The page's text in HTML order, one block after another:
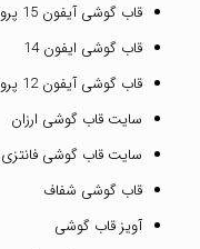
قاب گوشی آیفون 15 پرو
قاب گوشی ایفون 14
قاب گوشی آیفون 12 پرو
سایت قاب گوشی ارزان
سایت قاب گوشی فانتزی
قاب گوشی شفاف
آویز قاب گوشی